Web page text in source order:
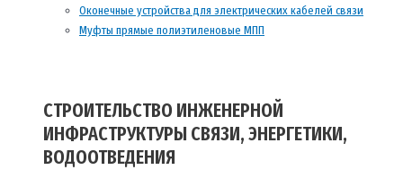
Оконечные устройства для электрических кабелей связи
Муфты прямые полиэтиленовые МПП
СТРОИТЕЛЬСТВО ИНЖЕНЕРНОЙ
ИНФРАСТРУКТУРЫ СВЯЗИ, ЭНЕРГЕТИКИ,
ВОДООТВЕДЕНИЯ